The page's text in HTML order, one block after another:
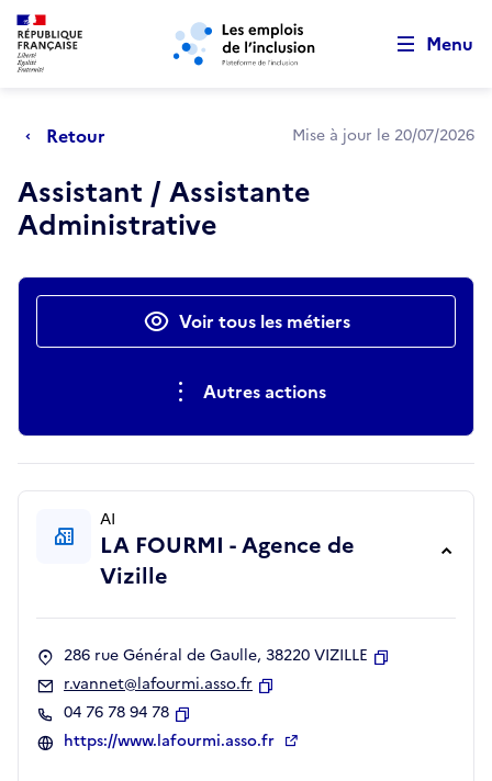
Aller au menu principal Aller au contenu principal
Menu
Retour Mise à jour le 20/07/2026
Assistant / Assistante
Administrative
Actions rapidesVoir tous les métiers
Autres actions
AI
LA FOURMI - Agence de
Vizille
286 rue Général de Gaulle, 38220 VIZILLE
r.vannet@lafourmi.asso.fr
04 76 78 94 78
Copier
https://www.lafourmi.asso.fr
Retour au début de la page
Panneau de gestion des cookies